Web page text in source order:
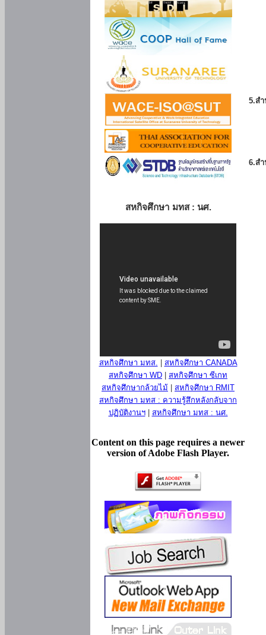
สหกิจศึกษา มทส : นศ.
สหกิจศึกษา มทส.
สหกิจศึกษา CANADA
สหกิจศึกษา WD
สหกิจศึกษา ซีเกท
สหกิจศึกษากล้วยไม้
สหกิจศึกษา RMIT
สหกิจศึกษา มทส : ความรู้สึกหลังกลับจาก
ปฏิบัติงานฯ| สหกิจศึกษา มทส : นศ.
Content on this page requires a newer
version of Adobe Flash Player.
5.ส
6.ส